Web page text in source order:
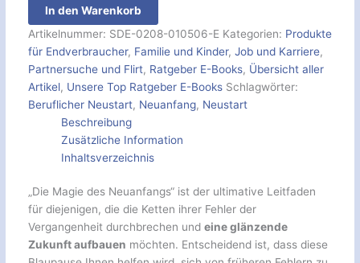
In den Warenkorb
Artikelnummer: SDE-0208-010506-E Kategorien: Produkte
für Endverbraucher, Familie und Kinder, Job und Karriere,
Partnersuche und Flirt, Ratgeber E-Books, Übersicht aller
Artikel, Unsere Top Ratgeber E-Books Schlagwörter:
Beruflicher Neustart, Neuanfang, Neustart
Beschreibung
Zusätzliche Information
Inhaltsverzeichnis
„Die Magie des Neuanfangs“ ist der ultimative Leitfaden
für diejenigen, die die Ketten ihrer Fehler der
Vergangenheit durchbrechen und eine glänzende
Zukunft aufbauen möchten. Entscheidend ist, dass diese